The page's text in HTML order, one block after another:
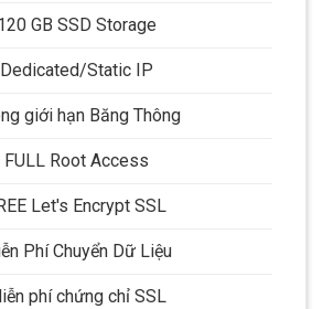
GB SSD Storage
Dedicated/Static IP
giới hạn Băng Thông
FULL Root Access
Let's Encrypt SSL
Phí Chuyển Dữ Liệu
phí chứng chỉ SSL